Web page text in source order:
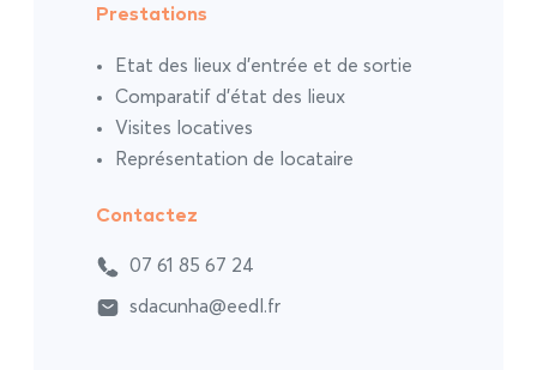
Prestations
Etat des lieux d’entrée et de sortie
Comparatif d’état des lieux
Visites locatives
Représentation de locataire
Contactez
07 61 85 67 24
sdacunha@eedl.fr